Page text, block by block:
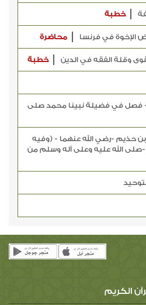
خطبة
الإخوة في فرنسا محاضرة
وقلة الفقه في الدين خطبة
- فصل في فضيلة نبينا محمد صلى
حذيم -رضي الله عنهما - (وفيه
-صلى الله عليه وعلى آله وسلم من
الكريم